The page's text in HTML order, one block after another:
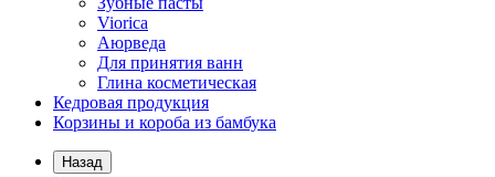
Viorica
Аюрведа
Для принятия ванн
Глина косметическая
Кедровая продукция
Корзины и короба из бамбука
Назад